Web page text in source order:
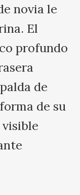
novia le
El
profundo
de
de su